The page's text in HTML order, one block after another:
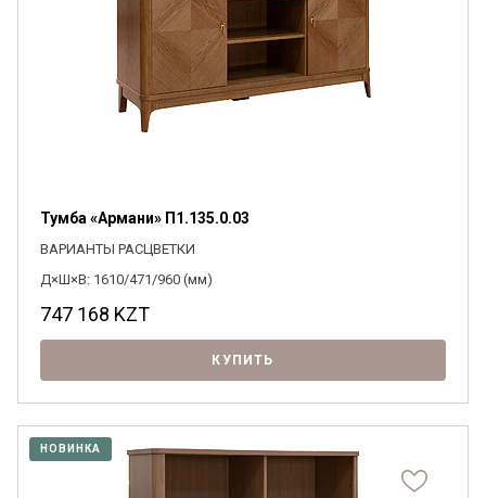
Тумба «Армани» П1.135.0.03
ВАРИАНТЫ РАСЦВЕТКИ
Д×Ш×В: 1610/471/960 (мм)
747 168 KZT
КУПИТЬ
НОВИНКА